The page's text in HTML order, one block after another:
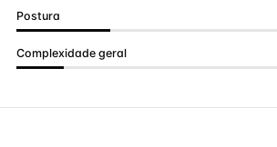
Postura
Complexidade geral